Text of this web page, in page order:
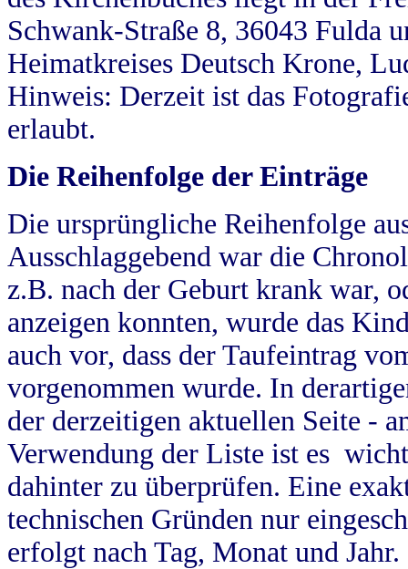
Schwank-Straße 8, 36043 Fulda
Heimatkreises Deutsch Krone,
Hinweis: Derzeit ist das
erlaubt.
Die Reihenfolge der Einträge
Die ursprüngliche Reihenfolge
Ausschlaggebend war die
z.B. nach der Geburt krank war,
anzeigen konnten, wurde das
auch vor, dass der Taufeintrag
vorgenommen wurde. In
der derzeitigen aktuellen Seite -
Verwendung der Liste ist es
dahinter zu überprüfen. Eine
technischen Gründen nur
erfolgt nach Tag, Monat und Jahr.